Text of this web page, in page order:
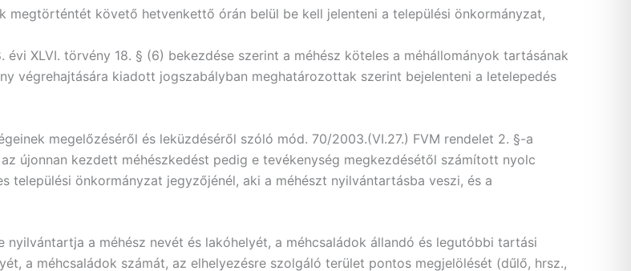
megtörténtét követő hetvenkettő órán belül be kell jelenteni a települési önkormányzat,
XLVI. törvény 18. § (6) bekezdése szerint a méhész köteles a méhállományok tartásának
végrehajtására kiadott jogszabályban meghatározottak szerint bejelenteni a letelepedés
megelőzéséről és leküzdéséről szóló mód. 70/2003.(VI.27.) FVM rendelet 2. §-a
újonnan kezdett méhészkedést pedig e tevékenység megkezdésétől számított nyolc
települési önkormányzat jegyzőjénél, aki a méhészt nyilvántartásba veszi, és a
a méhész nevét és lakóhelyét, a méhcsaládok állandó és legutóbbi tartási
a méhcsaládok számát, az elhelyezésre szolgáló terület pontos megjelölését (dűlő, hrsz.,